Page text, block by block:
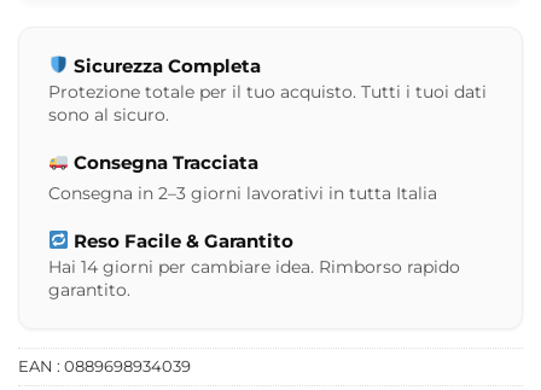
Sicurezza Completa
Protezione totale per il tuo acquisto. Tutti i tuoi dati
sono al sicuro.
Consegna Tracciata
Consegna in 2–3 giorni lavorativi in tutta Italia
Reso Facile & Garantito
Hai 14 giorni per cambiare idea. Rimborso rapido
garantito.
EAN : 0889698934039